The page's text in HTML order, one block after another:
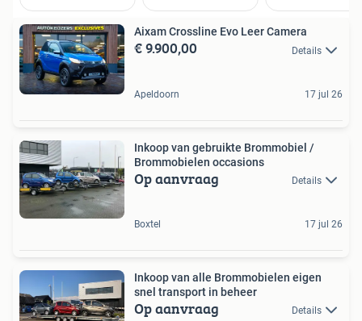
Aixam Crossline Evo Leer Camera
€ 9.900,00 Details
Apeldoorn 17 jul 26
Inkoop van gebruikte Brommobiel /
Brommobielen occasions
Op aanvraag Details
Boxtel 17 jul 26
Inkoop van alle Brommobielen eigen
snel transport in beheer
Op aanvraag Details